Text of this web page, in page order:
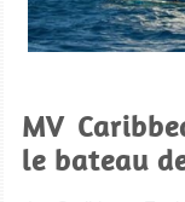
MV
le bateau